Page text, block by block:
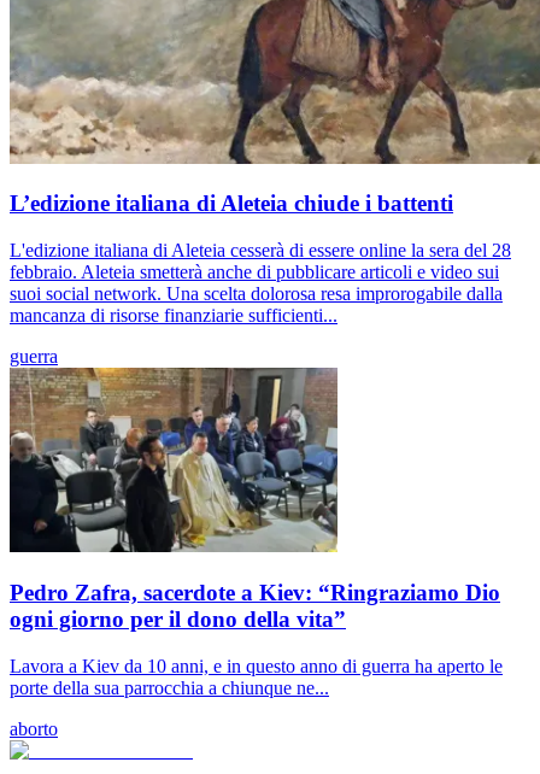
L’edizione italiana di Aleteia chiude i battenti
L'edizione italiana di Aleteia cesserà di essere online la sera del 28
febbraio. Aleteia smetterà anche di pubblicare articoli e video sui
suoi social network. Una scelta dolorosa resa improrogabile dalla
mancanza di risorse finanziarie sufficienti...
guerra
Pedro Zafra, sacerdote a Kiev: “Ringraziamo Dio
ogni giorno per il dono della vita”
Lavora a Kiev da 10 anni, e in questo anno di guerra ha aperto le
porte della sua parrocchia a chiunque ne...
aborto